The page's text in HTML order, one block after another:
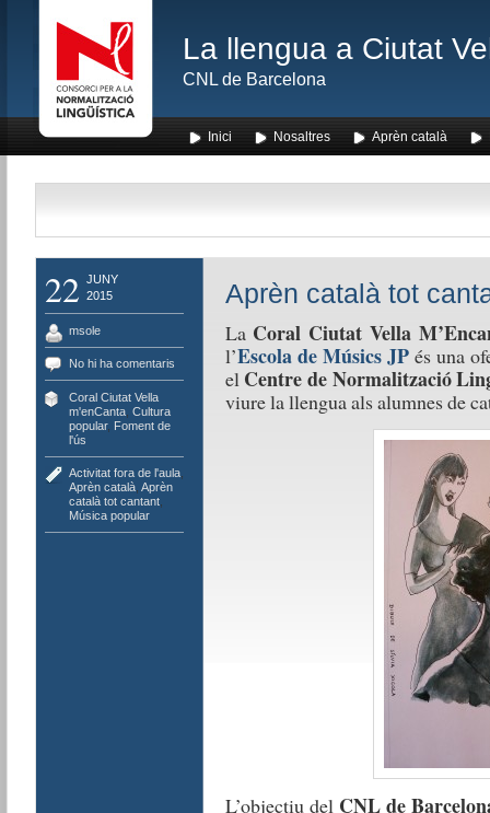
La llengua a Ciutat
CNL de Barcelona
Inici Nosaltres Aprèn català
22 JUNY
2015
msole
No hi ha comentaris
Coral Ciutat Vella
m'enCanta, Cultura
popular, Foment de
l'ús
Activitat fora de l'aula,
Aprèn català, Aprèn
català tot cantant,
Música popular
Aprèn català tot
La Coral Ciutat Vella
l’Escola de Músics JPés una
el Centre de Normalització
viure la llengua als alumnes de
L’objectiu del CNL de